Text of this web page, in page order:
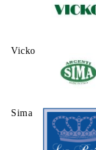
Vicko
Sima